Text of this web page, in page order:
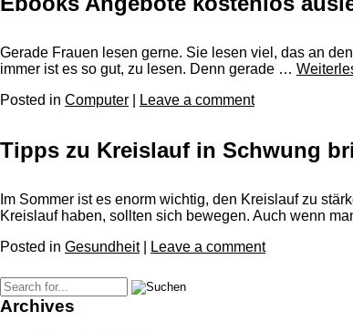
Gerade Frauen lesen gerne. Sie lesen viel, das an
immer ist es so gut, zu lesen. Denn gerade …
Posted in Computer Leave a comment
Tipps zu Kreislauf in Schwung
Im Sommer ist es enorm wichtig, den Kreislauf zu
Kreislauf haben, sollten sich bewegen. Auch wenn
Posted in Gesundheit| Leave a comment
Archives